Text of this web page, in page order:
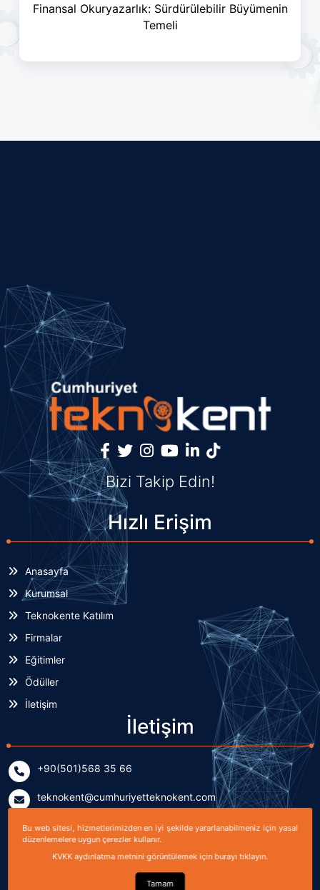
Finansal Okuryazarlık: Sürdürülebilir Büyümenin
Temeli
Bizi Takip Edin!
Hızlı Erişim
Anasayfa
Kurumsal
Teknokente Katılım
Firmalar
Eğitimler
Ödüller
İletişim
İletişim
+90(501)568 35 66
teknokent@cumhuriyetteknokent.com
Yenişehir Mahallesi Kardeşler Caddesi No: 7/2 (B Blok)
Sivas, TÜRKİYE
Bu web sitesi, hizmetlerimizden en iyi şekilde yararlanabilmeniz için yasal
düzenlemelere uygun çerezler kullanır.
KVKK aydınlatma metnini görüntülemek için burayı tıklayın.
Tamam